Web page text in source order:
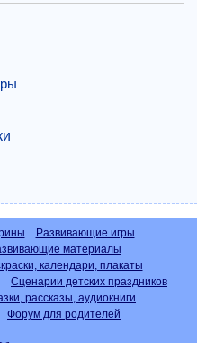
Развивающие игры
материалы
календари, плакаты
Сценарии детских праздников
рассказы, аудиокниги
Форум для родителей